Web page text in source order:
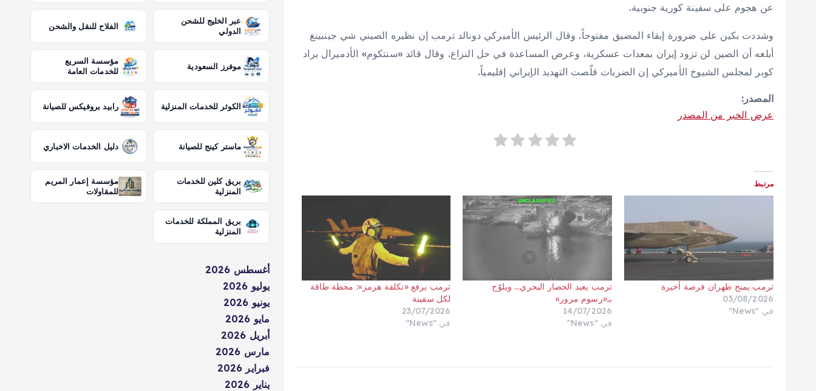
عن هجوم على سفينة كورية جنوبية.
وشددت بكين على ضرورة إبقاء المضيق مفتوحاً. وقال الرئيس الأميركي دونالد ترمب إن نظيره الصيني شي جينبينغ
أبلغه أن الصين لن تزود إيران بمعدات عسكرية، وعرض المساعدة في حل النزاع. وقال قائد «سنتكوم» الأدميرال براد
كوبر لمجلس الشيوخ الأميركي إن الضربات قلّصت التهديد الإيراني إقليمياً.
المصدر:
عرض الخبر من المصدر
مرتبط
ترمب يمنح طهران فرصة أخيرة
03/08/2026
في "News"
ترمب يعيد الحصار البحري… ويلوّح
بـ«رسوم مرور»
14/07/2026
في "News"
ترمب يرفع «تكلفة هرمز»: محطة طاقة
لكل سفينة
23/07/2026
في "News"
عبر الخليج للشحن
الدولي
الفلاح للنقل والشحن
موفرز السعودية
مؤسسة السريع
للخدمات العامة
الكوثر للخدمات المنزلية رابيد بروفيكس للصيانة
ماستر كينج للصيانة دليل الخدمات الاخباري
بريق كلين للخدمات
المنزلية
مؤسسة إعمار المريم
للمقاولات
بريق المملكة للخدمات
المنزلية
أغسطس 2026
يوليو 2026
يونيو 2026
مايو 2026
أبريل 2026
مارس 2026
فبراير 2026
يناير 2026